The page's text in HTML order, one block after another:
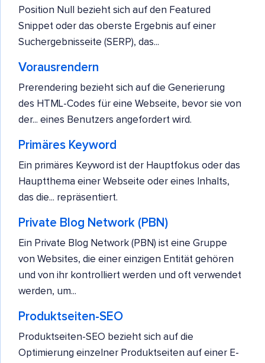
Position Null bezieht sich auf den Featured
Snippet oder das oberste Ergebnis auf einer
Suchergebnisseite (SERP), das...
Vorausrendern
Prerendering bezieht sich auf die Generierung
des HTML-Codes für eine Webseite, bevor sie von
der... eines Benutzers angefordert wird.
Primäres Keyword
Ein primäres Keyword ist der Hauptfokus oder das
Hauptthema einer Webseite oder eines Inhalts,
das die... repräsentiert.
Private Blog Network (PBN)
Ein Private Blog Network (PBN) ist eine Gruppe
von Websites, die einer einzigen Entität gehören
und von ihr kontrolliert werden und oft verwendet
werden, um...
Produktseiten-SEO
Produktseiten-SEO bezieht sich auf die
Optimierung einzelner Produktseiten auf einer E-